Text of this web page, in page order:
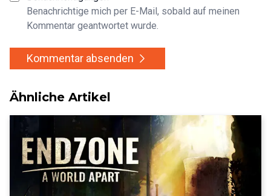
Benachrichtige mich per E-Mail, sobald auf meinen
Kommentar geantwortet wurde.
Kommentar absenden
Ähnliche Artikel